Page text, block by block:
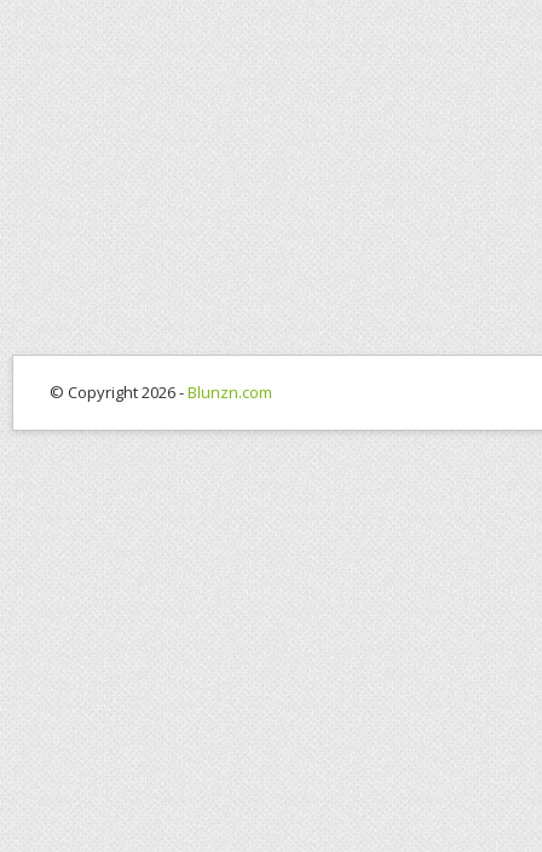
© Copyright 2026 -Blunzn.com